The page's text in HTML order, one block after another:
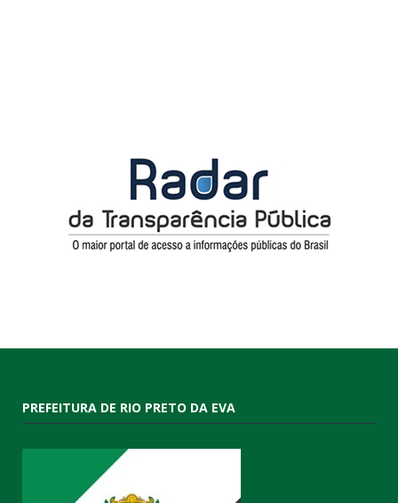
PREFEITURA DE RIO PRETO DA EVA